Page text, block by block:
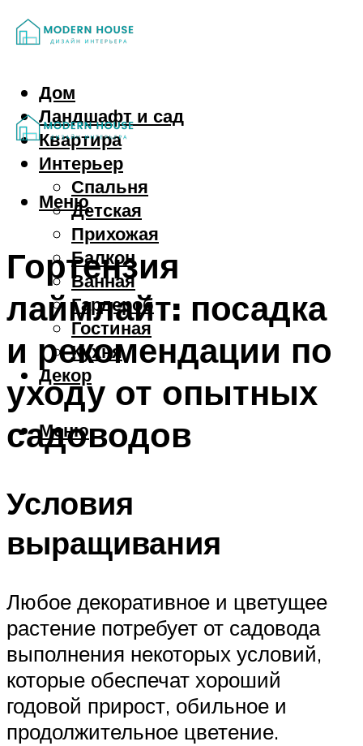
Дом
Ландшафт и сад
Квартира
Интерьер
Спальня
Детская
Прихожая
Балкон
Ванная
Гардероб
Гостиная
Кухня
Декор
Меню
Меню
Гортензия
лаймлайт: посадка
и рекомендации по
уходу от опытных
садоводов
Условия
выращивания
Любое декоративное и цветущее
растение потребует от садовода
выполнения некоторых условий,
которые обеспечат хороший
годовой прирост, обильное и
продолжительное цветение.